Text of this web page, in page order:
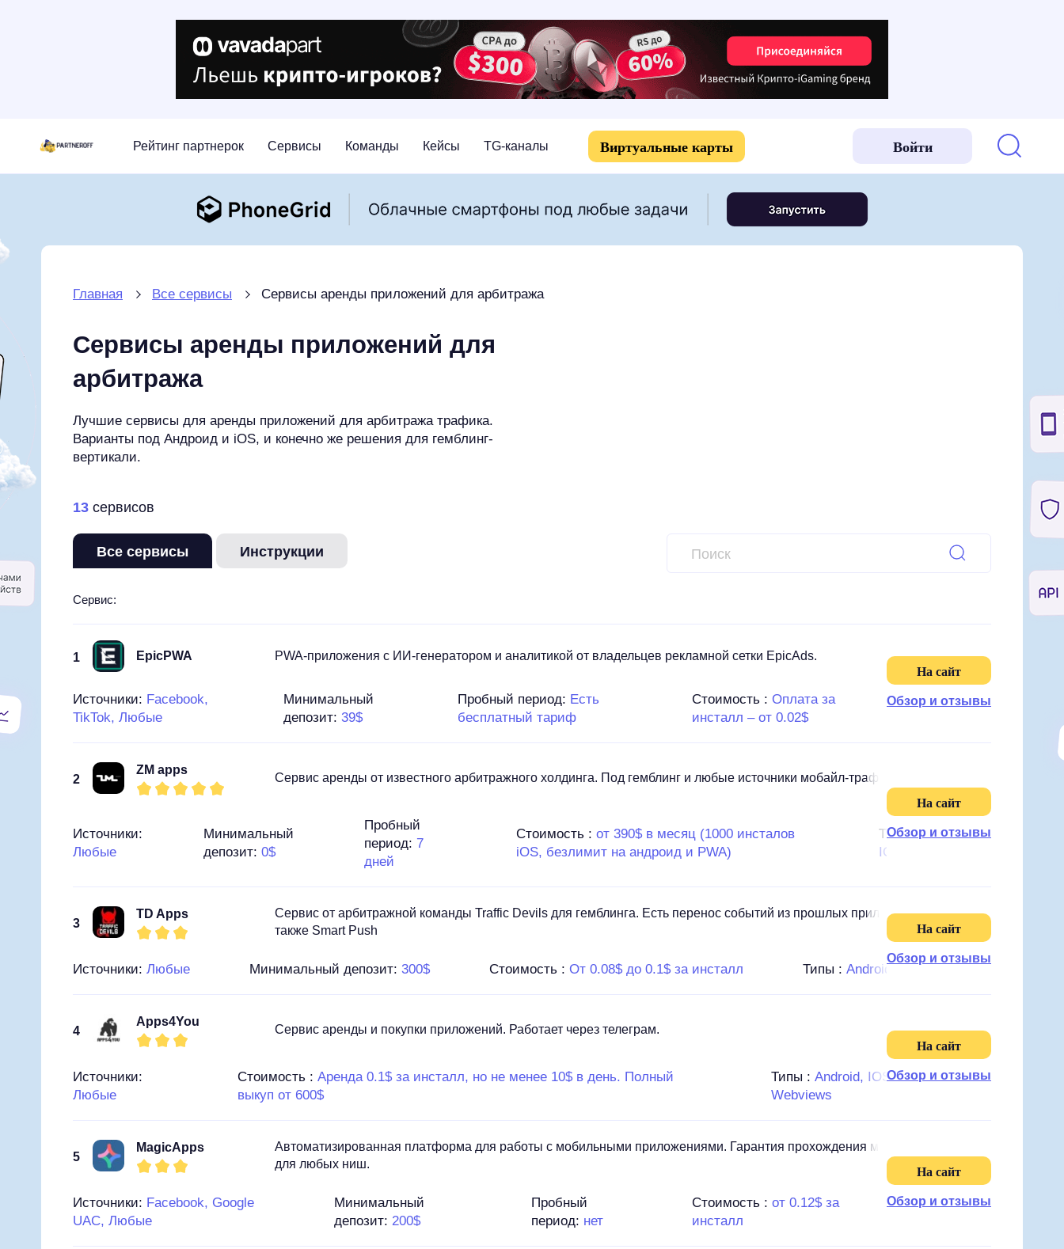
Рейтинг партнерок Сервисы Команды Кейсы TG-каналы Виртуальные карты Войти
Главная Все сервисы Сервисы аренды приложений для арбитража
Сервисы аренды приложений для
арбитража
Лучшие сервисы для аренды приложений для арбитража трафика.
Варианты под Андроид и iOS, и конечно же решения для гемблинг-
вертикали.
13 сервисов
Все сервисы Инструкции
Сервис:
1 EpicPWA PWA-приложения с ИИ-генератором и аналитикой от владельцев рекламной сетки EpicAds.
Источники: Facebook,
TikTok, Любые
Минимальный
депозит:39$
Пробный период: Есть
бесплатный тариф
Стоимость : Оплата за
инсталл – от 0.02$
Типы :
На сайт
Обзор и отзывы
2
ZM apps
Сервис аренды от известного арбитражного холдинга. Под гемблинг и любые источники мобайл-трафика.
Источники:
Любые
Минимальный
депозит: 0$
Пробный
период: 7
дней
Стоимость :от 390$ в месяц (1000 инсталов
iOS, безлимит на андроид и PWA)
Типы :Android,
IOS, PWA
На сайт
Обзор и отзывы
3
TD Apps
Сервис от арбитражной команды Traffic Devils для гемблинга. Есть перенос событий из прошлых приложений, а
также Smart Push
Источники: Любые Минимальный депозит: 300$ Стоимость : От 0.08$ до 0.1$ за инсталл Типы : Android, IOS
На сайт
Обзор и отзывы
4
Apps4You
Сервис аренды и покупки приложений. Работает через телеграм.
Источники:
Любые
Стоимость :Аренда 0.1$ за инсталл, но не менее 10$ в день. Полный
выкуп от 600$
Типы : Android, IOS, PWA,
Webviews
На сайт
Обзор и отзывы
5
MagicApps
Автоматизированная платформа для работы с мобильными приложениями. Гарантия прохождения модерации
для любых ниш.
Источники: Facebook, Google
UAC, Любые
Минимальный
депозит: 200$
Пробный
период: нет
Стоимость : от 0.12$ за
инсталл
Типы :
На сайт
Обзор и отзывы